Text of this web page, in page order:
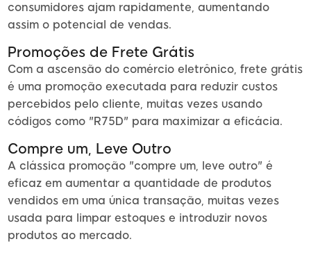
consumidores ajam rapidamente, aumentando
assim o potencial de vendas.
Promoções de Frete Grátis
Com a ascensão do comércio eletrônico, frete grátis
é uma promoção executada para reduzir custos
percebidos pelo cliente, muitas vezes usando
códigos como "R75D" para maximizar a eficácia.
Compre um, Leve Outro
A clássica promoção "compre um, leve outro" é
eficaz em aumentar a quantidade de produtos
vendidos em uma única transação, muitas vezes
usada para limpar estoques e introduzir novos
produtos ao mercado.